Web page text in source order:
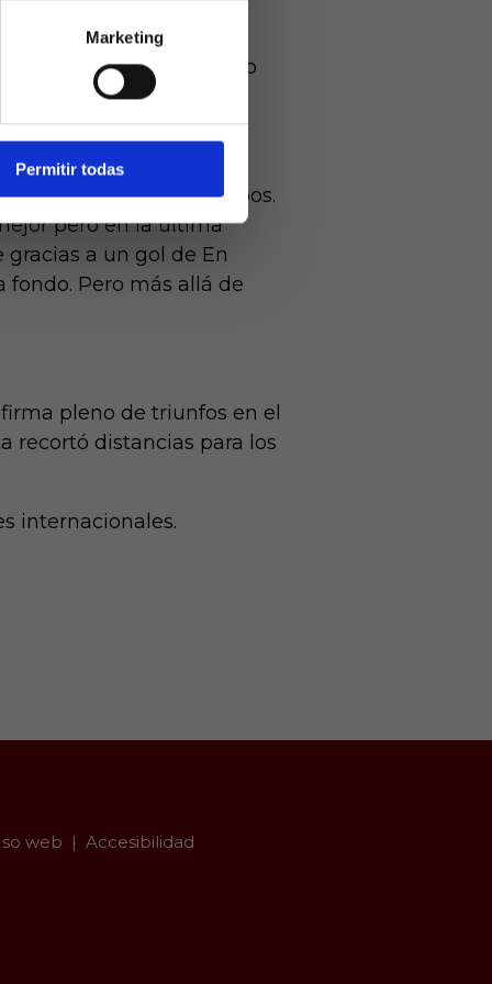
Marketing
Permitir todas
a
mayores
con
que pudieron
Lino también
lo visto en el terreno
a pitar a los dos equipos.
pero en la última
a un gol de En
Pero más allá de
pleno de triunfos en el
recortó distancias para los
internacionales.
web Accesibilidad